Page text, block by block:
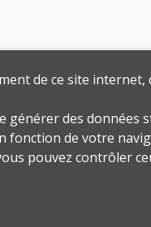
de ce site
des
fonction de votre
pouvez contrôler